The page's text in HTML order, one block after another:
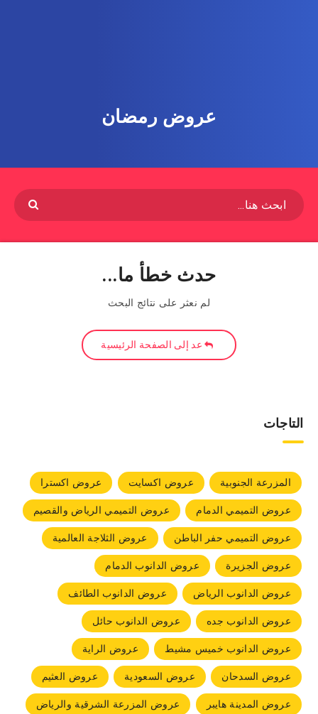
عروض رمضان
حدث خطأ ما...
لم نعثر على نتائج البحث
عد إلى الصفحة الرئيسية
التاجات
المزرعة الجنوبية عروض اكسايت
عروض اكسترا
عروض التميمي الدمام
عروض التميمي الرياض والقصيم
عروض التميمي حفر الباطن
عروض الثلاجة العالمية
عروض الجزيرة
عروض الدانوب الدمام
عروض الدانوب الرياض
عروض الدانوب الطائف
عروض الدانوب جده
عروض الدانوب حائل
عروض الدانوب خميس مشيط
عروض الراية
عروض السدحان
عروض السعودية
عروض العثيم
عروض المدينة هايبر
عروض المزرعة الشرقية والرياض